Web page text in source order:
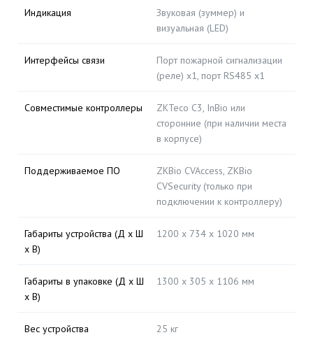
Индикация
Звуковая (зуммер) и
визуальная (LED)
Интерфейсы связи
Порт пожарной сигнализации
(реле) х1, порт RS485 х1
Совместимые контроллеры
ZKTeco C3, InBio или
сторонние (при наличии места
в корпусе)
Поддерживаемое ПО
ZKBio CVAccess, ZKBio
CVSecurity (только при
подключении к контроллеру)
Габариты устройства (Д х Ш
х В)
1200 х 734 х 1020 мм
Габариты в упаковке (Д х Ш
х В)
1300 х 305 х 1106 мм
Вес устройства 25 кг